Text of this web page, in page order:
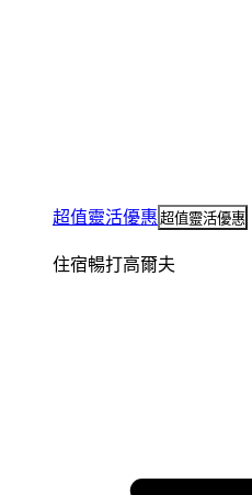
超值靈活優惠 超值靈活優惠
住宿暢打高爾夫